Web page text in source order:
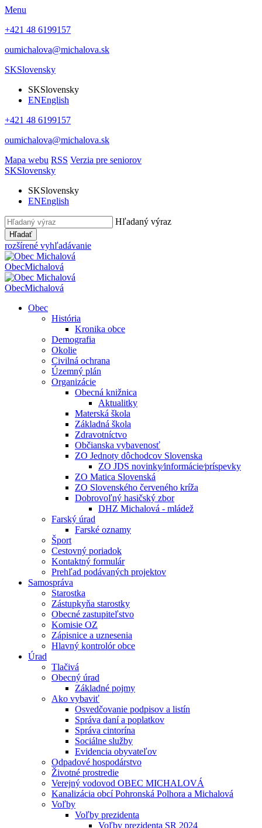
Menu
+421 48 6199157
oumichalova@michalova.sk
SKSlovensky
SKSlovensky
ENEnglish
+421 48 6199157
oumichalova@michalova.sk
Mapa webu RSS Verzia pre seniorov
SKSlovensky
SKSlovensky
ENEnglish
Hľadaný výraz
Hľadať
rozšírené vyhľadávanie
ObecMichalová
ObecMichalová
Obec
História
Kronika obce
Demografia
Okolie
Civilná ochrana
Územný plán
Organizácie
Obecná knižnica
Aktualitky
Materská škola
Základná škola
Zdravotníctvo
Občianska vybavenosť
ZO Jednoty dôchodcov Slovenska
ZO JDS novinky⁄informácie⁄príspevky
ZO Matica Slovenská
ZO Slovenského červeného kríža
Dobrovoľný hasičský zbor
DHZ Michalová - mládež
Farský úrad
Farské oznamy
Šport
Cestovný poriadok
Kontaktný formulár
Prehľad podávaných projektov
Samospráva
Starostka
Zástupkyňa starostky
Obecné zastupiteľstvo
Komisie OZ
Zápisnice a uznesenia
Hlavný kontrolór obce
Úrad
Tlačivá
Obecný úrad
Základné pojmy
Ako vybaviť
Osvedčovanie podpisov a listín
Správa daní a poplatkov
Správa cintorína
Sociálne služby
Evidencia obyvateľov
Odpadové hospodárstvo
Životné prostredie
Verejný vodovod OBEC MICHALOVÁ
Kanalizácia obcí Pohronská Polhora a Michalová
Voľby
Voľby prezidenta
Voľby prezidenta SR 2024